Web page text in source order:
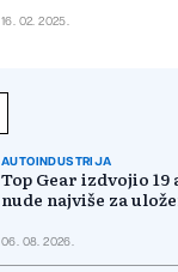
16. 02. 2025.
AUTOINDUSTRIJA
Top Gear izdvojio
nude najviše za
06. 08. 2026.